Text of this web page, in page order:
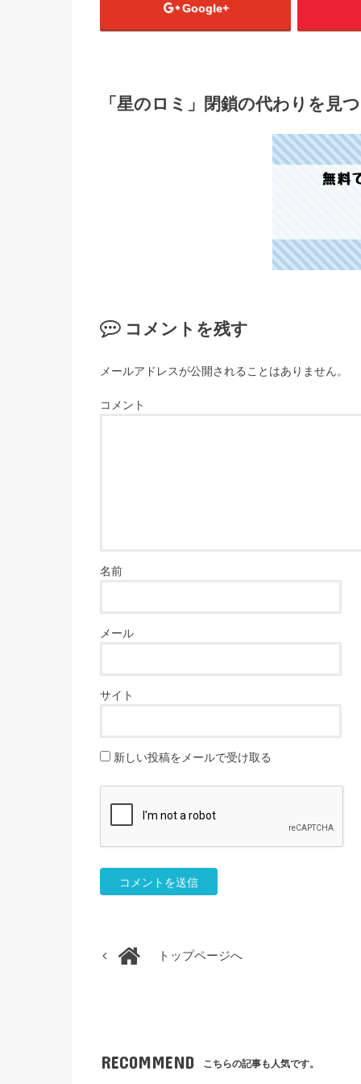
Google+
「星のロミ」閉鎖の代わりを見
コメントを残す
メールアドレスが公開されることはありません。
コメント
名前
メール
サイト
新しい投稿をメールで受け取る
トップページへ
RECOMMEND こちらの記事も人気です。